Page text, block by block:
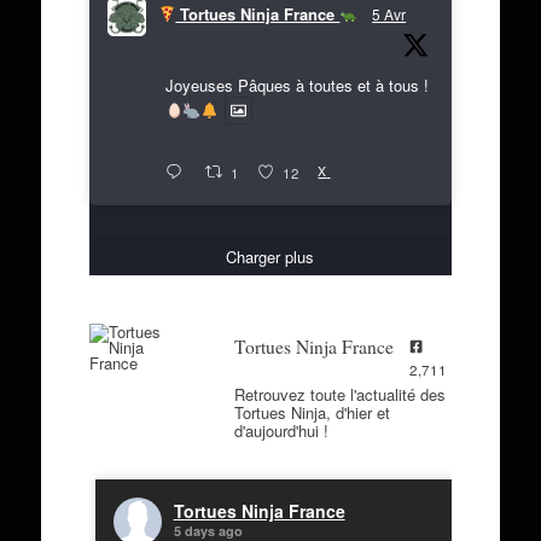
Tortues Ninja France 5 Avr
Joyeuses Pâques à toutes et à tous !
1 12 X
Charger plus
Tortues Ninja France
2,711
Retrouvez toute l'actualité des
Tortues Ninja, d'hier et
d'aujourd'hui !
Tortues Ninja France
5 days ago